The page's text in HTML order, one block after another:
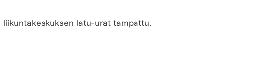
liikuntakeskuksen latu-urat tampattu.